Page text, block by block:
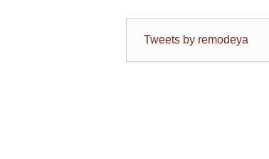
Tweets by remodeya